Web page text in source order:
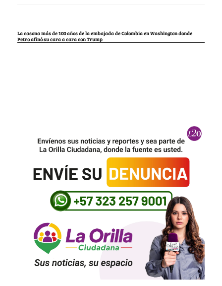
La casona más de 100 años de la embajada de Colombia en Washington donde
Petro afinó su cara a cara con Trump